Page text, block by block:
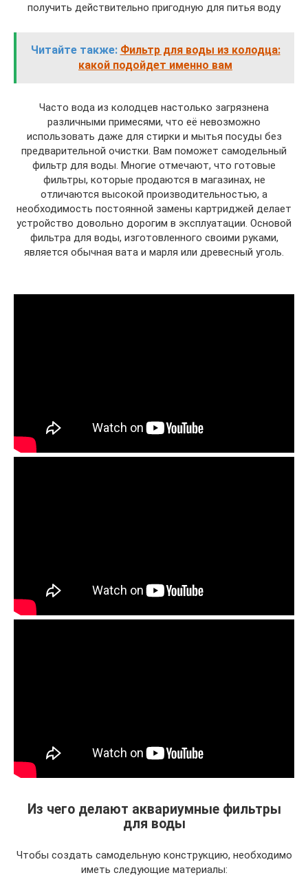
получить действительно пригодную для питья воду
Читайте также: Фильтр для воды из колодца:
какой подойдет именно вам
Часто вода из колодцев настолько загрязнена
различными примесями, что её невозможно
использовать даже для стирки и мытья посуды без
предварительной очистки. Вам поможет самодельный
фильтр для воды. Многие отмечают, что готовые
фильтры, которые продаются в магазинах, не
отличаются высокой производительностью, а
необходимость постоянной замены картриджей делает
устройство довольно дорогим в эксплуатации. Основой
фильтра для воды, изготовленного своими руками,
является обычная вата и марля или древесный уголь.
Из чего делают аквариумные фильтры
для воды
Чтобы создать самодельную конструкцию, необходимо
иметь следующие материалы: